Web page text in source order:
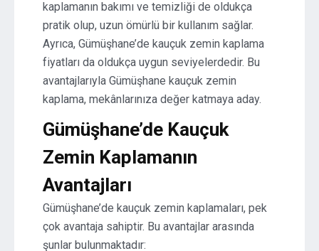
kaplamanın bakımı ve temizliği de oldukça
pratik olup, uzun ömürlü bir kullanım sağlar.
Ayrıca, Gümüşhane’de kauçuk zemin kaplama
fiyatları da oldukça uygun seviyelerdedir. Bu
avantajlarıyla Gümüşhane kauçuk zemin
kaplama, mekânlarınıza değer katmaya aday.
Gümüşhane’de Kauçuk
Zemin Kaplamanın
Avantajları
Gümüşhane’de kauçuk zemin kaplamaları, pek
çok avantaja sahiptir. Bu avantajlar arasında
şunlar bulunmaktadır: